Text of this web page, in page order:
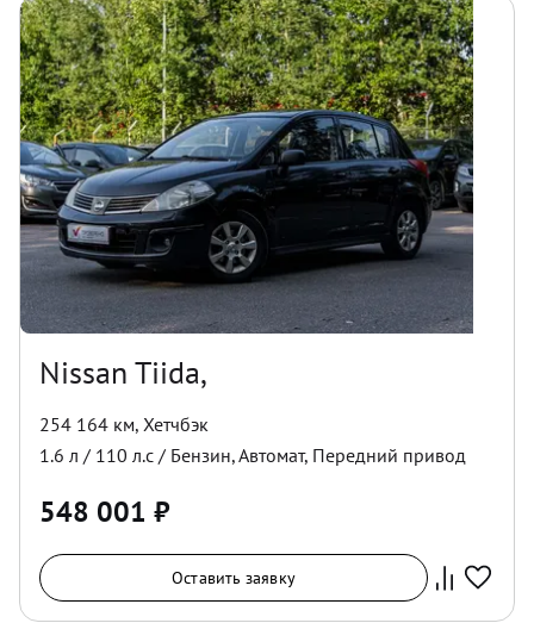
Nissan Tiida,
254 164 км, Хетчбэк
1.6 л / 110 л.с / Бензин,Автомат, Передний привод
548 001 ₽
Оставить заявку